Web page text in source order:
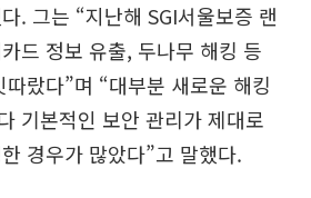
. 그는 “지난해 SGI서울보증 랜
드 정보 유출, 두나무 해킹 등
랐다”며 “대부분 새로운 해킹
기본적인 보안 관리가 제대로
경우가 많았다”고 말했다.